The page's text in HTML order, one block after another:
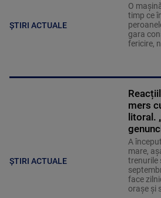
ȘTIRI ACTUALE
O
timp ce
gara
fericire,
ȘTIRI ACTUALE
mers
litoral.
A
mare,
trenurile
face
orașe și